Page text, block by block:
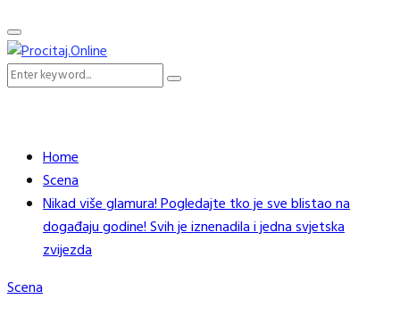
Primary
Menu
Search
Search
Home
Scena
Nikad više glamura! Pogledajte tko je sve blistao na
događaju godine! Svih je iznenadila i jedna svjetska
zvijezda
Scena